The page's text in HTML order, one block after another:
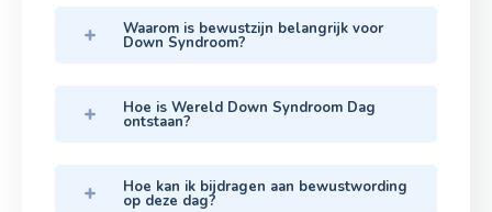
Waarom is bewustzijn belangrijk voor
Down Syndroom?
Hoe is Wereld Down Syndroom Dag
ontstaan?
Hoe kan ik bijdragen aan bewustwording
op deze dag?